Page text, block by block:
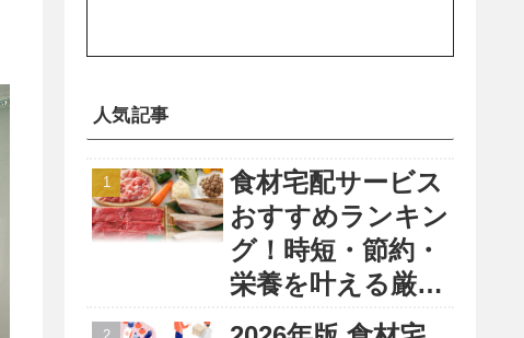
人気記事
食材宅配サービス
おすすめランキン
グ！時短・節約・
栄養を叶える厳選